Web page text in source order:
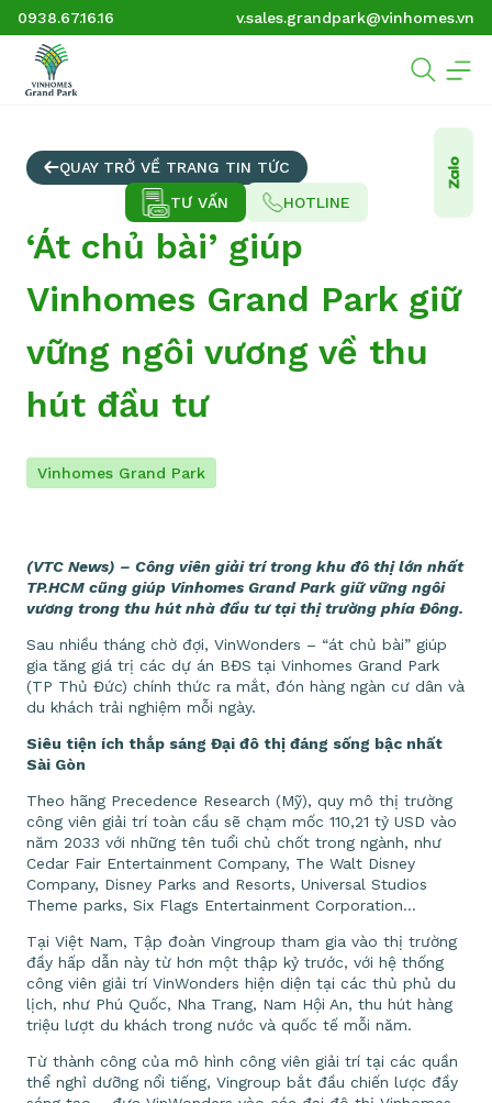
0938.67.16.16 v.sales.grandpark@vinhomes.vn
QUAY TRỞ VỀ TRANG TIN TỨC
‘Át chủ bài’ giúp
Vinhomes Grand Park giữ
vững ngôi vương về thu
hút đầu tư
Vinhomes Grand Park
(VTC News) – Công viên giải trí trong khu đô thị lớn nhất
TP.HCM cũng giúp Vinhomes Grand Park giữ vững ngôi
vương trong thu hút nhà đầu tư tại thị trường phía Đông.
Sau nhiều tháng chờ đợi, VinWonders – “át chủ bài” giúp
gia tăng giá trị các dự án BĐS tại Vinhomes Grand Park
(TP Thủ Đức) chính thức ra mắt, đón hàng ngàn cư dân và
du khách trải nghiệm mỗi ngày.
Siêu tiện ích thắp sáng Đại đô thị đáng sống bậc nhất
Sài Gòn
Theo hãng Precedence Research (Mỹ), quy mô thị trường
công viên giải trí toàn cầu ​​sẽ chạm mốc 110,21 tỷ USD vào
năm 2033 với những tên tuổi chủ chốt trong ngành, như
Cedar Fair Entertainment Company, The Walt Disney
Company, Disney Parks and Resorts, Universal Studios
Theme parks, Six Flags Entertainment Corporation…
Tại Việt Nam, Tập đoàn Vingroup tham gia vào thị trường
đầy hấp dẫn này từ hơn một thập kỷ trước, với hệ thống
công viên giải trí VinWonders hiện diện tại các thủ phủ du
lịch, như Phú Quốc, Nha Trang, Nam Hội An, thu hút hàng
triệu lượt du khách trong nước và quốc tế mỗi năm.
Từ thành công của mô hình công viên giải trí tại các quần
thể nghỉ dưỡng nổi tiếng, Vingroup bắt đầu chiến lược đầy
TƯ VẤN HOTLINE